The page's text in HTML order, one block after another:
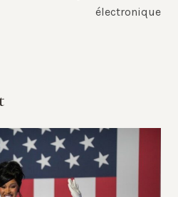
électronique